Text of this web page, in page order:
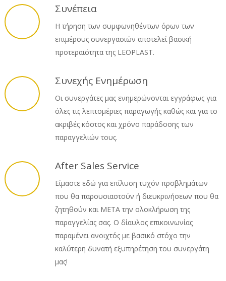
Συνέπεια
Η τήρηση των συμφωνηθέντων όρων των
επιμέρους συνεργασιών αποτελεί βασική
προτεραιότητα της LEOPLAST.
Συνεχής Ενημέρωση
Οι συνεργάτες μας ενημερώνονται εγγράφως για
όλες τις λεπτομέριες παραγωγής καθώς και για το
ακριβές κόστος και χρόνο παράδοσης των
παραγγελιών τους.
After Sales Service
Είμαστε εδώ για επίλυση τυχόν προβλημάτων
που θα παρουσιαστούν ή διευκρινήσεων που θα
ζητηθούν και ΜΕΤΑ την ολοκλήρωση της
παραγγελίας σας. Ο δίαυλος επικοινωνίας
παραμένει ανοιχτός με βασικό στόχο την
καλύτερη δυνατή εξυπηρέτηση του συνεργάτη
μας!